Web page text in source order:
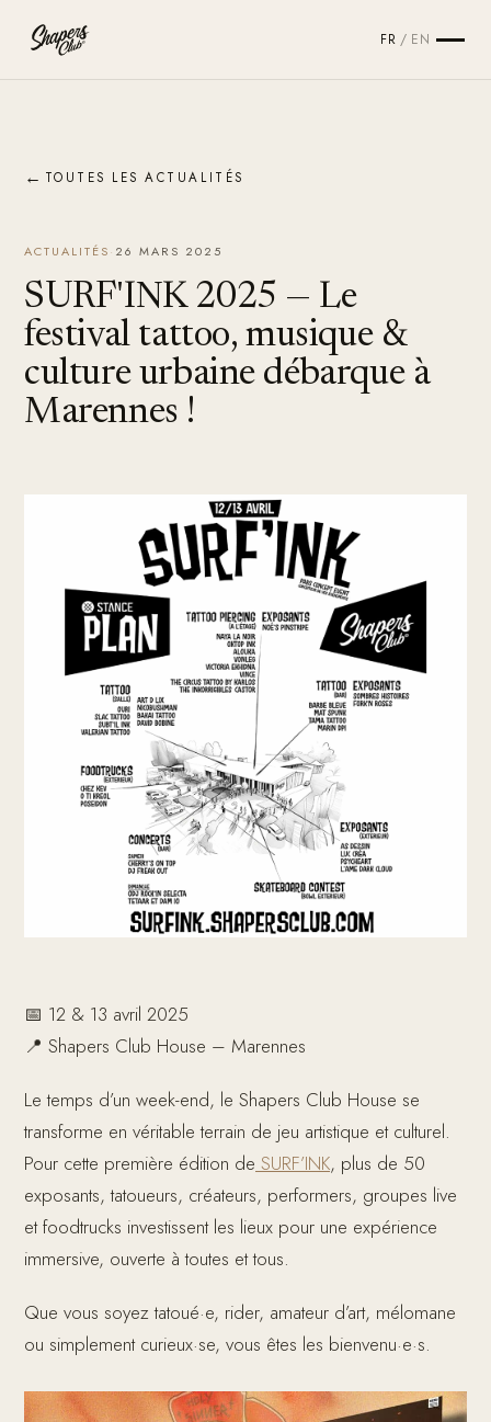
FR / EN
← TOUTES LES ACTUALITÉS
ACTUALITÉS· 26 MARS 2025
SURF'INK 2025 — Le
festival tattoo, musique &
culture urbaine débarque à
Marennes !
📅 12 & 13 avril 2025
📍 Shapers Club House – Marennes
Le temps d’un week-end, le Shapers Club House se
transforme en véritable terrain de jeu artistique et culturel.
Pour cette première édition de SURF’INK, plus de 50
exposants, tatoueurs, créateurs, performers, groupes live
et foodtrucks investissent les lieux pour une expérience
immersive, ouverte à toutes et tous.
Que vous soyez tatoué·e, rider, amateur d’art, mélomane
ou simplement curieux·se, vous êtes les bienvenu·e·s.